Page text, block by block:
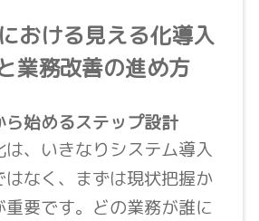
おける見える化導入
業務改善の進め方
始めるステップ設計
、いきなりシステム導入
はなく、まずは現状把握か
重要です。どの業務が誰に